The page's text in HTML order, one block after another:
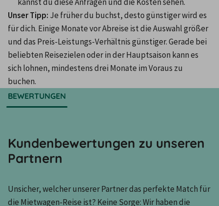
Unser Tipp: Je früher du buchst, desto günstiger wird es
für dich. Einige Monate vor Abreise ist die Auswahl größer
und das Preis-Leistungs-Verhältnis günstiger. Gerade bei
beliebten Reisezielen oder in der Hauptsaison kann es
sich lohnen, mindestens drei Monate im Voraus zu
buchen.
BEWERTUNGEN
Kundenbewertungen zu unseren
Partnern
Unsicher, welcher unserer Partner das perfekte Match für
die Mietwagen-Reise ist? Keine Sorge: Wir haben die